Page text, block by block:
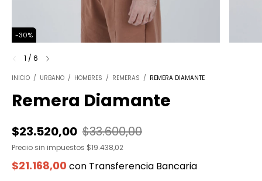
-30%
1 / 6
INICIO / URBANO / HOMBRES / REMERAS / REMERA DIAMANTE
Remera Diamante
$23.520,00 $33.600,00
Precio sin impuestos $19.438,02
$21.168,00 con Transferencia Bancaria